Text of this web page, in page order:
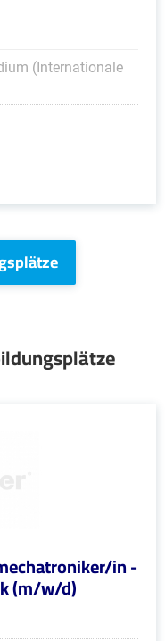
(Internationale
in -
(m/w/d)